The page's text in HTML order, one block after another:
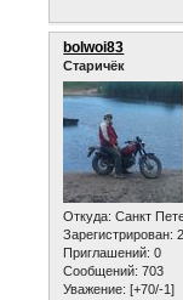
bolwoi83
Старичёк
Откуда: Санкт
Зарегистрирован:
Приглашений: 0
Сообщений: 703
Уважение: [+70/-1]